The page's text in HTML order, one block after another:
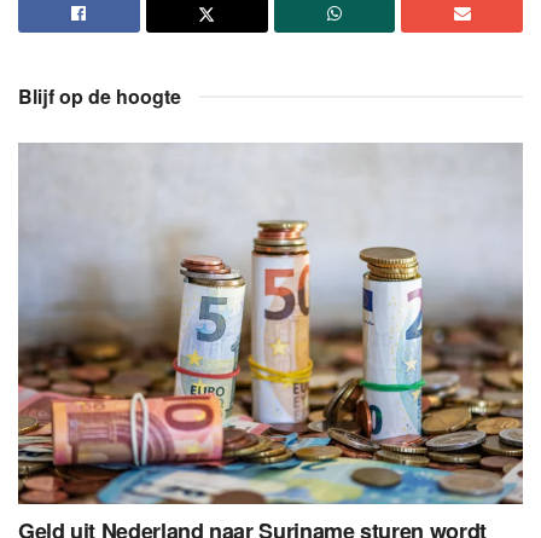
Blijf op de hoogte
Geld uit Nederland naar Suriname sturen wordt